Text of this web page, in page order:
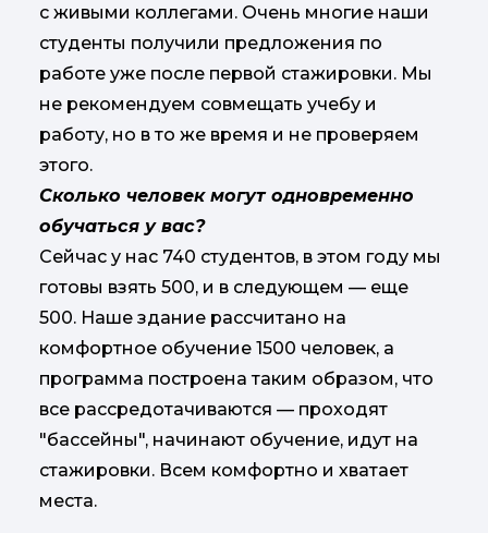
с живыми коллегами. Очень многие наши
студенты получили предложения по
работе уже после первой стажировки. Мы
не рекомендуем совмещать учебу и
работу, но в то же время и не проверяем
этого.
Сколько человек могут одновременно
обучаться у вас?
Сейчас у нас 740 студентов, в этом году мы
готовы взять 500, и в следующем — еще
500. Наше здание рассчитано на
комфортное обучение 1500 человек, а
программа построена таким образом, что
все рассредотачиваются — проходят
"бассейны", начинают обучение, идут на
стажировки. Всем комфортно и хватает
места.​​​​​​​